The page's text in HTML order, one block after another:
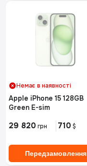
Немає в наявності
Apple iPhone 15 128GB
Green E-sim
29 820 грн 710 $
Передзамовлення